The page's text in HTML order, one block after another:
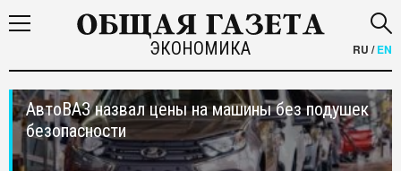
ЭКОНОМИКА RU /EN
АвтоВАЗ назвал цены на машины без подушек
безопасности